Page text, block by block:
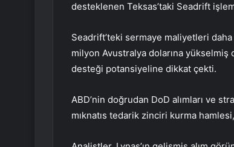
desteklenen Teksas’taki Seadrift
Seadrift’teki sermaye maliyetleri
milyon Avustralya dolarına yükselmiş
desteği potansiyeline dikkat çekti.
ABD’nin doğrudan DoD alımları ve
mıknatıs tedarik zinciri kurma